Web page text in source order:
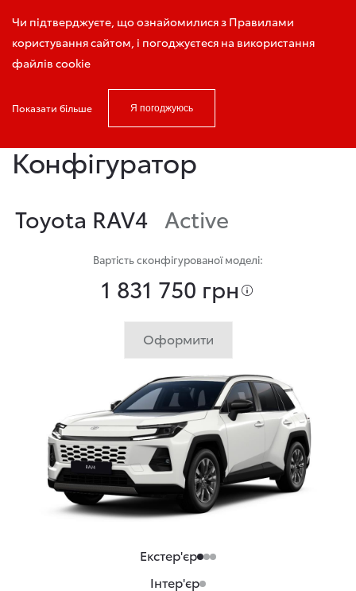
Чи підтверджуєте, що ознайомилися з Правилами
користування сайтом, і погоджуєтеся на використання
файлів cookie
Показати більше Я погоджуюсь
Запис на тест-драйв
Головна Конфігуратор
Конфігуратор
Екстер'єр
Інтер'єр
Toyota RAV4 Active
Вартість сконфігурованої моделі:
1 831 750 грн
Оформити